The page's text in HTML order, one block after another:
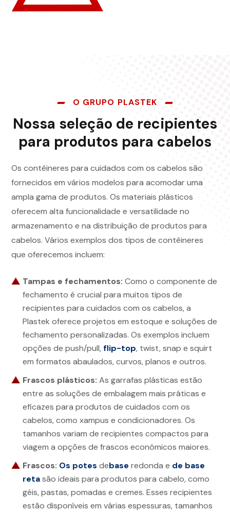
O GRUPO PLASTEK
Nossa seleção de recipientes
para produtos para cabelos
Os contêineres para cuidados com os cabelos são
fornecidos em vários modelos para acomodar uma
ampla gama de produtos. Os materiais plásticos
oferecem alta funcionalidade e versatilidade no
armazenamento e na distribuição de produtos para
cabelos. Vários exemplos dos tipos de contêineres
que oferecemos incluem:
Tampas e fechamentos: Como o componente de
fechamento é crucial para muitos tipos de
recipientes para cuidados com os cabelos, a
Plastek oferece projetos em estoque e soluções de
fechamento personalizadas. Os exemplos incluem
opções de push/pull,flip-top, twist, snap e squirt
em formatos abaulados, curvos, planos e outros.
Frascos plásticos: As garrafas plásticas estão
entre as soluções de embalagem mais práticas e
eficazes para produtos de cuidados com os
cabelos, como xampus e condicionadores. Os
tamanhos variam de recipientes compactos para
viagem a opções de frascos econômicos maiores.
Frascos: Os potes debase redonda e de base
retasão ideais para produtos para cabelo, como
géis, pastas, pomadas e cremes. Esses recipientes
estão disponíveis em várias espessuras, tamanhos